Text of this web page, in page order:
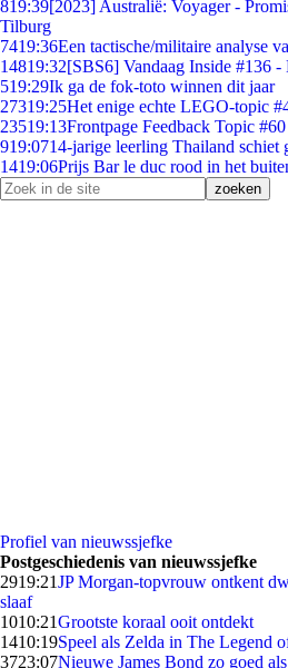
819:39[2023] Australië: Voyager -
Tilburg
7419:36Een tactische/militaire analyse
14819:32[SBS6] Vandaag Inside #136 -
519:29Ik ga de fok-toto winnen dit jaar
27319:25Het enige echte LEGO-topic
23519:13Frontpage Feedback Topic #60
919:0714-jarige leerling Thailand schiet
1419:06Prijs Bar le duc rood in het
Profiel van nieuwssjefke
Postgeschiedenis van nieuwssjefke
2919:21JP Morgan-topvrouw ontkent
slaaf
1010:21Grootste koraal ooit ontdekt
1410:19Speel als Zelda in The Legend
3723:07Nieuwe James Bond zo goed